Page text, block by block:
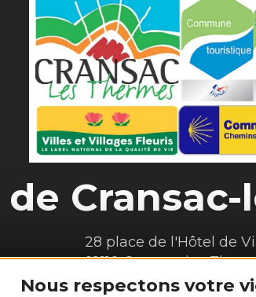
Nous respectons votre
28 place de l'Hôtel de
12110 Cransac-les-
Tél. :05 65 63 03 55